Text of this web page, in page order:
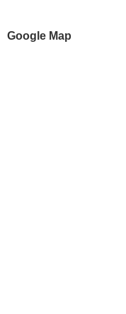
Google Map